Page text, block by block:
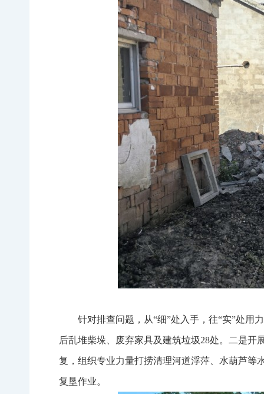
针对排查问题，从“细”处入手，往“实”处用
后乱堆柴垛、废弃家具及建筑垃圾28处。二是
复，组织专业力量打捞清理河道浮萍、水葫芦等
复垦作业。